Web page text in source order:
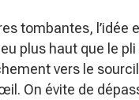
tombantes, l’idée
plus haut que le
vers le
On évite de